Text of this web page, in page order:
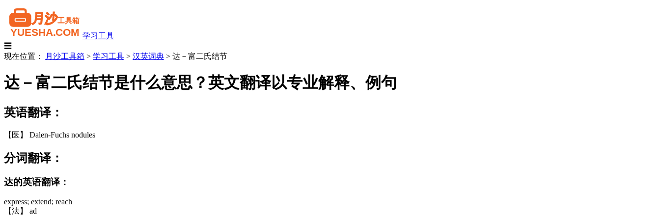
学习工具
☰
现在位置：
月沙工具箱 > 学习工具 > 汉英词典 > 达－富二氏结节
达－富二氏结节是什么意思？英文翻译以专业解释、例句
英语翻译：
【医】 Dalen-Fuchs nodules
分词翻译：
达的英语翻译：
express; extend; reach
【法】 ad